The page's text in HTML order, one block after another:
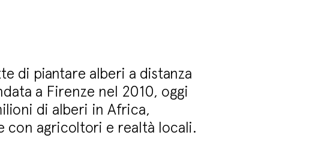
di piantare alberi a distanza
a Firenze nel 2010, oggi
di alberi in Africa,
con agricoltori e realtà locali.